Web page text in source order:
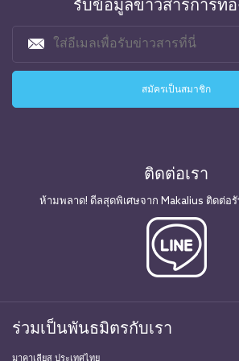
รับข้อมูลข่าวสารการท่อ
ติดต่อเรา
ห้ามพลาด! ดีลสุดพิเศษจาก Makalius ติดต่อ
ร่วมเป็นพันธมิตรกับเรา
มาคาเลียส ประเทศไทย